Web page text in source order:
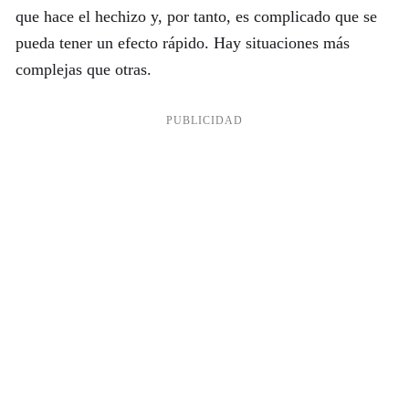
que hace el hechizo y, por tanto, es complicado que se
pueda tener un efecto rápido. Hay situaciones más
complejas que otras.